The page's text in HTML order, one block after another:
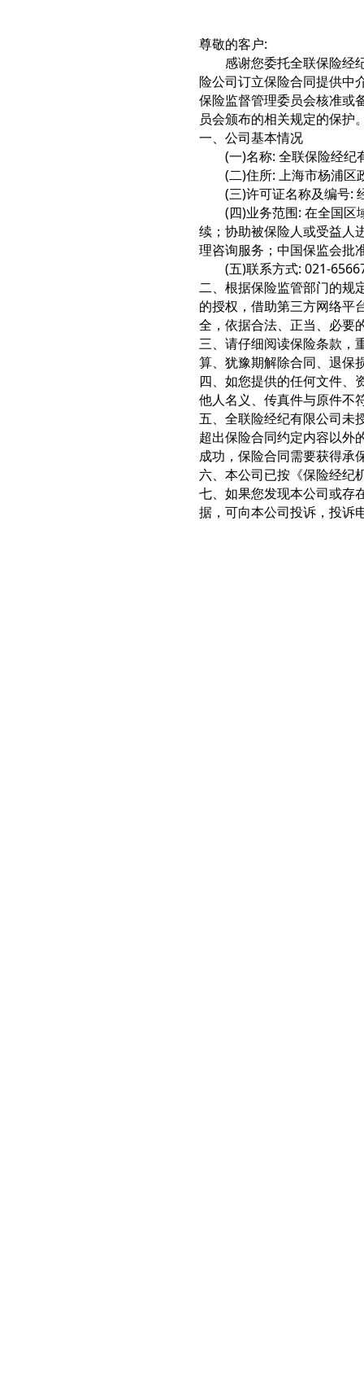
尊敬的客户:
感谢您委托全联保险经
险公司订立保险合同提供中
保险监督管理委员会核准或
员会颁布的相关规定的保护
一、公司基本情况
(一)名称: 全联保险经纪
(二)住所: 上海市杨浦区
(三)许可证名称及编号:
(四)业务范围: 在全国区
续；协助被保险人或受益人
理咨询服务；中国保监会批
(五)联系方式: 021-
二、根据保险监管部门的规
的授权，借助第三方网络平
全，依据合法、正当、必要
三、请仔细阅读保险条款，
算、犹豫期解除合同、退保
四、如您提供的任何文件、
他人名义、传真件与原件不
五、全联险经纪有限公司未
超出保险合同约定内容以外
成功，保险合同需要获得承
六、本公司已按《保险经纪
七、如果您发现本公司或存
据，可向本公司投诉，投诉